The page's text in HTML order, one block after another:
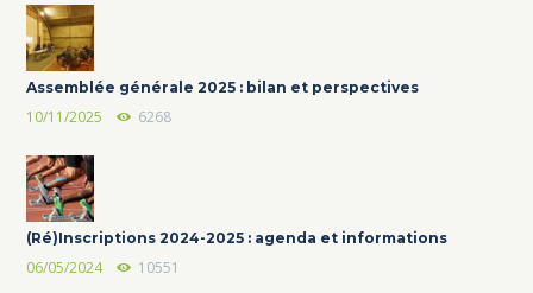
Assemblée générale 2025 : bilan et perspectives
10/11/2025 6268
(Ré)Inscriptions 2024-2025 : agenda et informations
06/05/2024 10551